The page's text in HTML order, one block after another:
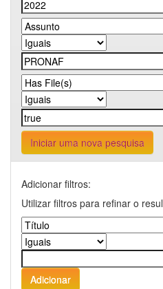
Iniciar uma nova pesquisa
Adicionar filtros:
Utilizar filtros para refinar o